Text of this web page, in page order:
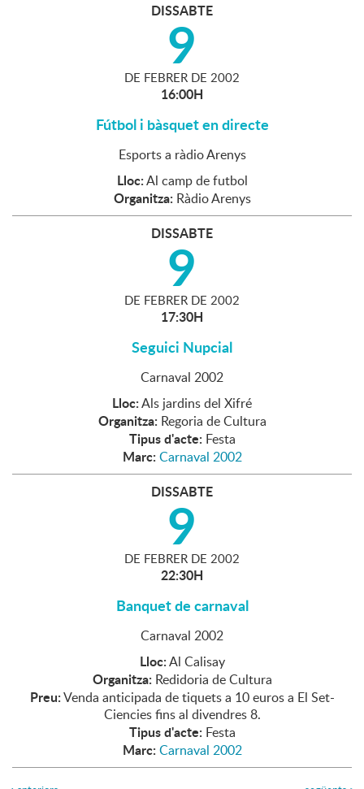
DISSABTE
9
DE FEBRER DE 2002
16:00H
Fútbol i bàsquet en directe
Esports a ràdio Arenys
Lloc:Al camp de futbol
Organitza: Ràdio Arenys
DISSABTE
9
DE FEBRER DE 2002
17:30H
Seguici Nupcial
Carnaval 2002
Lloc:Als jardins del Xifré
Organitza: Regoria de Cultura
Tipus d'acte: Festa
Marc: Carnaval 2002
DISSABTE
9
DE FEBRER DE 2002
22:30H
Banquet de carnaval
Carnaval 2002
Lloc:Al Calisay
Organitza: Redidoria de Cultura
Preu:Venda anticipada de tiquets a 10 euros a El Set-
Ciencies fins al divendres 8.
Tipus d'acte: Festa
Marc: Carnaval 2002